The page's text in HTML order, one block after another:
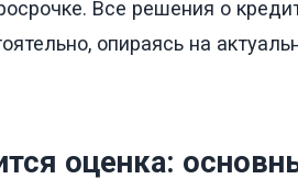
Все решения о
опираясь на
оценка: